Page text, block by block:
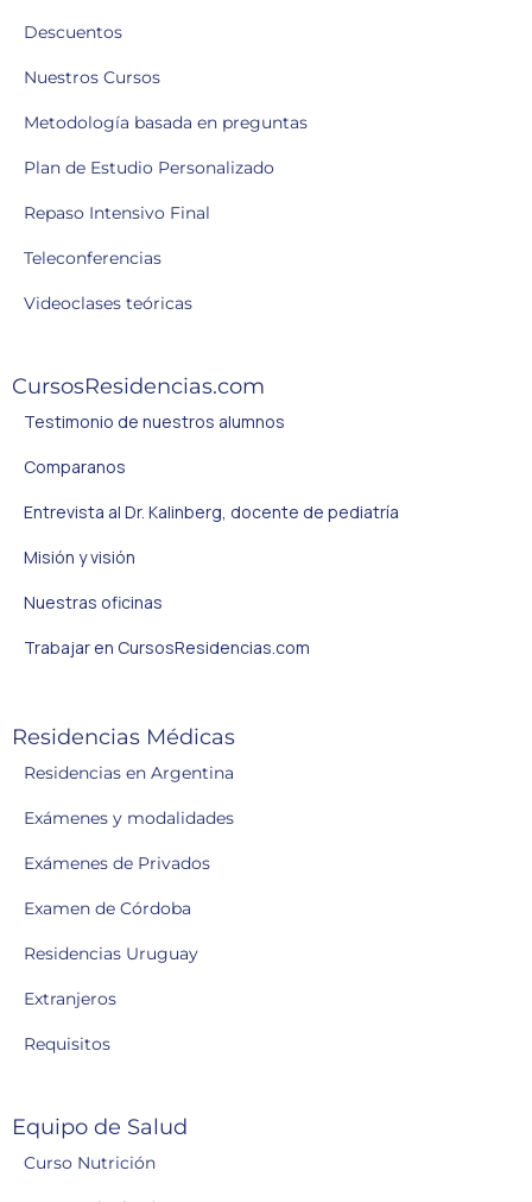
Descuentos
Nuestros Cursos
Metodología basada en preguntas
Plan de Estudio Personalizado
Repaso Intensivo Final
Teleconferencias
Videoclases teóricas
CursosResidencias.com
Testimonio de nuestros alumnos
Comparanos
Entrevista al Dr. Kalinberg, docente de pediatría
Misión y visión
Nuestras oficinas
Trabajar en CursosResidencias.com
Residencias Médicas
Residencias en Argentina
Exámenes y modalidades
Exámenes de Privados
Examen de Córdoba
Residencias Uruguay
Extranjeros
Requisitos
Equipo de Salud
Curso Nutrición